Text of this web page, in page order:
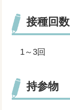
接種回数
1～3回
持参物